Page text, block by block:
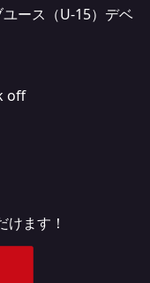
ース（U-15）デベ
off
ます！